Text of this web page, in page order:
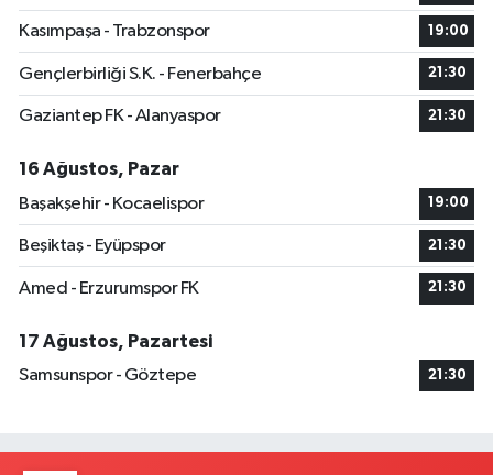
Kasımpaşa - Trabzonspor 19:00
Gençlerbirliği S.K. - Fenerbahçe 21:30
Gaziantep FK - Alanyaspor 21:30
16 Ağustos, Pazar
Başakşehir - Kocaelispor
19:00
Beşiktaş - Eyüpspor 21:30
Amed - Erzurumspor FK 21:30
17 Ağustos, Pazartesi
Samsunspor - Göztepe
21:30